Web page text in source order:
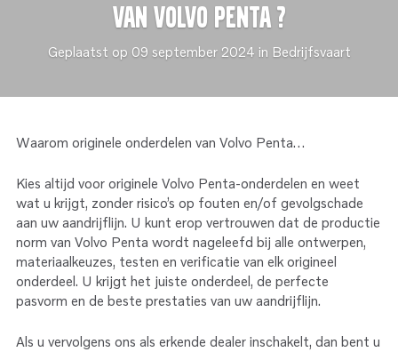
Onderdelen
Bedrijfsvaart
Service
Service
Motoren
Reman
Reman – Pleziervaart
Reman - Bedrijfsvaart
van Volvo Penta ?
Geplaatst op 09 september 2024 in Bedrijfsvaart
Waarom originele onderdelen van Volvo Penta…
Kies altijd voor originele Volvo Penta-onderdelen en weet
wat u krijgt, zonder risico’s op fouten en/of gevolgschade
aan uw aandrijflijn. U kunt erop vertrouwen dat de productie
norm van Volvo Penta wordt nageleefd bij alle ontwerpen,
materiaalkeuzes, testen en verificatie van elk origineel
onderdeel. U krijgt het juiste onderdeel, de perfecte
pasvorm en de beste prestaties van uw aandrijflijn.
Als u vervolgens ons als erkende dealer inschakelt, dan bent u